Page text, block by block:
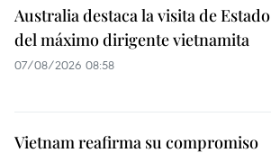
Australia destaca la visita de Estado
del máximo dirigente vietnamita
07/08/2026 08:58
Vietnam reafirma su compromiso